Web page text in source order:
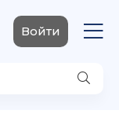
Войти